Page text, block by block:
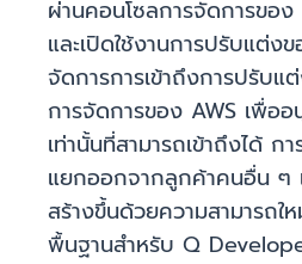
ผ่านคอนโซลการจัดการขอ
และเปิดใช้งานการปรับแต่
จัดการการเข้าถึงการปรับแ
การจัดการของ AWS เพื่อ
เท่านั้นที่สามารถเข้าถึงได้ ก
แยกออกจากลูกค้าคนอื่น ๆ
สร้างขึ้นด้วยความสามารถใ
พื้นฐานสำหรับ Q